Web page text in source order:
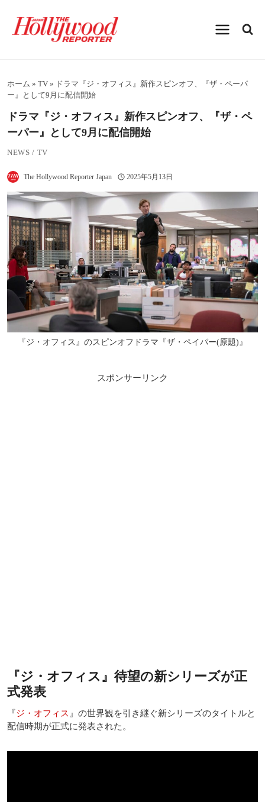
プホーム » TV »
ドラマ『ジ・オフィス』新作スピンオフ、『ザ・ペーパ
ー』として9月に配信開始
ドラマ『ジ・オフィス』新作スピンオフ、『ザ・ペ
ーパー』として9月に配信開始
NEWS / TV
The Hollywood Reporter Japan 2025年5月13日
『ジ・オフィス』のスピンオフドラマ『ザ・ペイパー(原題)』
スポンサーリンク
『ジ・オフィス』待望の新シリーズが正
式発表
『ジ・オフィス 』の世界観を引き継ぐ新シリーズのタイトルと
配信時期が正式に発表された。